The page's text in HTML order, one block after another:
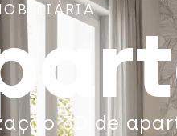
3D de